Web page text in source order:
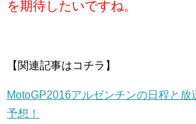
を期待したいですね。
【関連記事はコチラ】
MotoGP2016アルゼンチンの日程と放
予想！